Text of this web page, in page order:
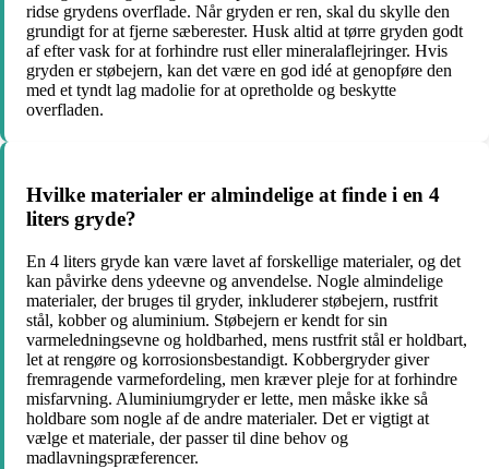
ridse grydens overflade. Når gryden er ren, skal du skylle den
grundigt for at fjerne sæberester. Husk altid at tørre gryden godt
af efter vask for at forhindre rust eller mineralaflejringer. Hvis
gryden er støbejern, kan det være en god idé at genopføre den
med et tyndt lag madolie for at opretholde og beskytte
overfladen.
Hvilke materialer er almindelige at finde i en 4
liters gryde?
En 4 liters gryde kan være lavet af forskellige materialer, og det
kan påvirke dens ydeevne og anvendelse. Nogle almindelige
materialer, der bruges til gryder, inkluderer støbejern, rustfrit
stål, kobber og aluminium. Støbejern er kendt for sin
varmeledningsevne og holdbarhed, mens rustfrit stål er holdbart,
let at rengøre og korrosionsbestandigt. Kobbergryder giver
fremragende varmefordeling, men kræver pleje for at forhindre
misfarvning. Aluminiumgryder er lette, men måske ikke så
holdbare som nogle af de andre materialer. Det er vigtigt at
vælge et materiale, der passer til dine behov og
madlavningspræferencer.